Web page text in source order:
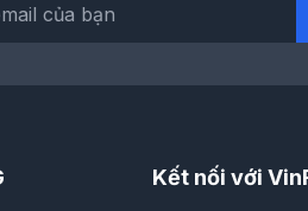
Kết nối với